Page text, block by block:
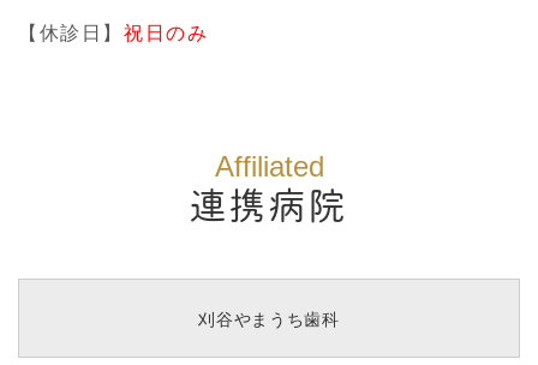
【休診日】 祝日のみ
Affiliated
連携病院
刈谷やまうち歯科